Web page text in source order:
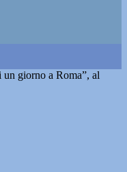
un giorno a Roma”, al